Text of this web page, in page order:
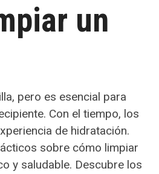
un
pero es esencial para
Con el tiempo, los
de hidratación.
sobre cómo limpiar
y saludable. Descubre los